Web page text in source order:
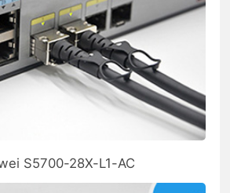
S5700-28X-L1-AC